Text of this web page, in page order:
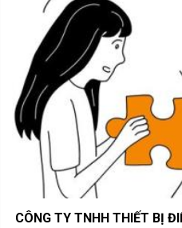
CÔNG TY TNHH THIẾT BỊ